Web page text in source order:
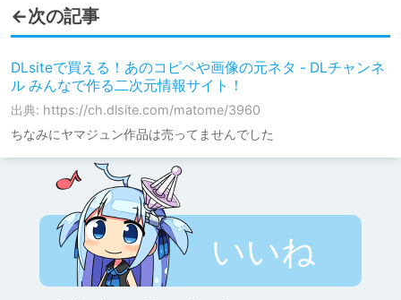
←次の記事
DLsiteで買える！あのコピペや画像の元ネタ - DLチャンネ
ル みんなで作る二次元情報サイト！
出典: https://ch.dlsite.com/matome/3960
ちなみにヤマジュン作品は売ってませんでした
いいね